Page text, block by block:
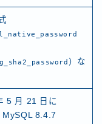
）な
5 月 21 日に
8.4.7